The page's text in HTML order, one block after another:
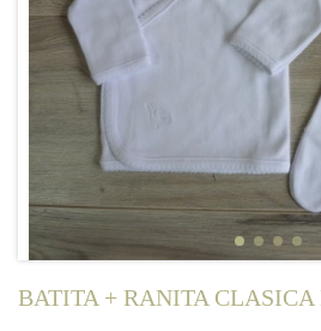
BATITA + RANITA